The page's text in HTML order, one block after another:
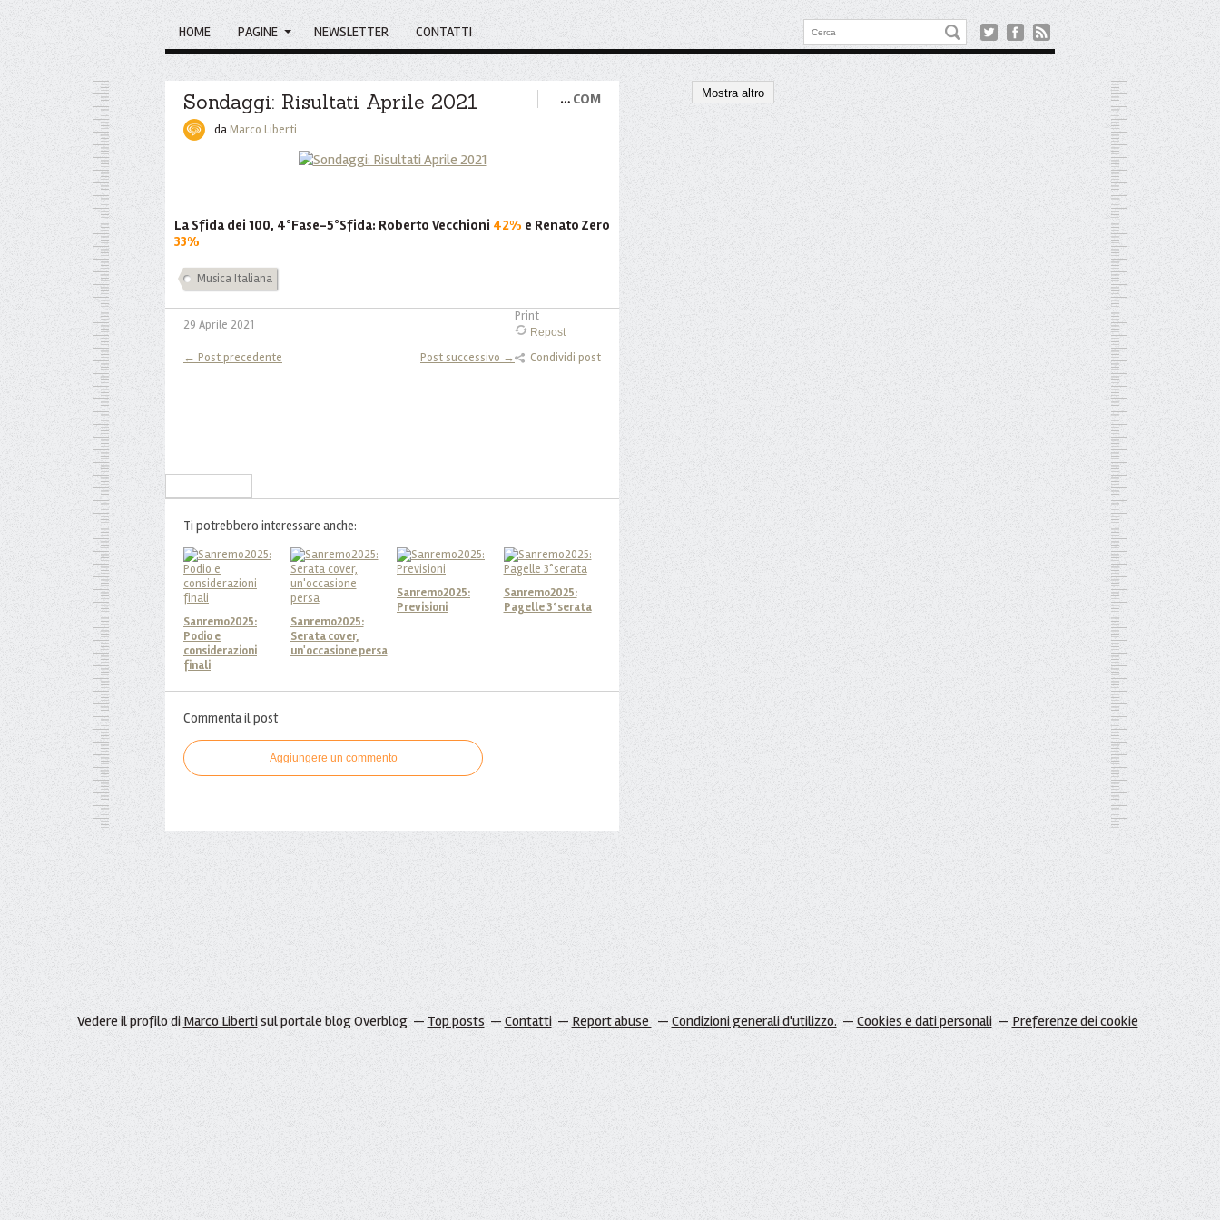
HOME PAGINE NEWSLETTER CONTATTI
Sondaggi: Risultati Aprile 2021 … COM
daMarco Liberti
La Sfida dei 100, 4°Fase-5°Sfida: Roberto Vecchioni 42% e Renato Zero
33%
Musica Italiana
29 Aprile 2021
Print
Repost
Condividi post
← Post precedente Post successivo →
Ti potrebbero interessare anche:
Sanremo2025:
Podio e
considerazioni
finali
Sanremo2025:
Serata cover,
un'occasione persa
Sanremo2025:
Previsioni
Sanremo2025:
Pagelle 3°serata
Commenta il post
Aggiungere un commento
Mostra altro
Vedere il profilo di Marco Libertisul portale blog Overblog Top posts Contatti Report abuse Condizioni generali d'utilizzo. Cookies e dati personali Preferenze dei cookie